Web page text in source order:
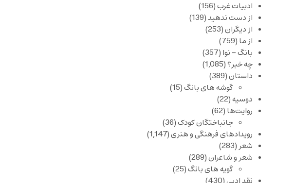
ادبیات غرب(156)
از دست ندهید(139)
از دیگران(253)
از ما (759)
بانگ – نوا (357)
چه خبر؟(1,085)
داستان(389)
گوشه های بانگ(15)
دوسیه(22)
روایت‌ها (62)
جانباختگان کودک(36)
رویدادهای فرهنگی و هنری(1,147)
شعر(283)
شعر و شاعران(289)
گویه های بانگ(25)